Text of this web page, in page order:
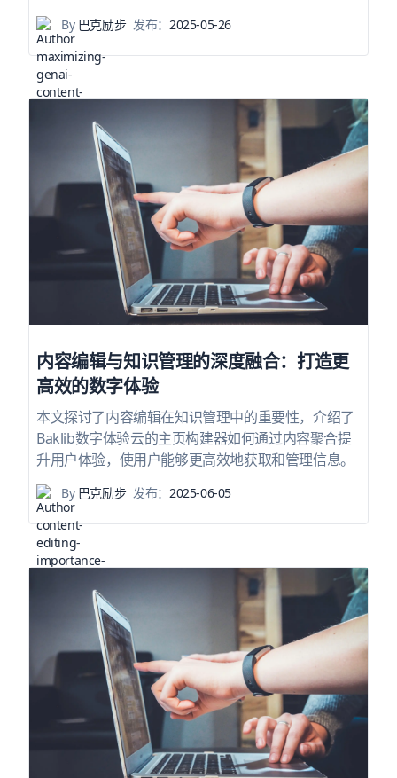
By巴克励步 发布： 2025-05-26
内容编辑与知识管理的深度融合：打造更
高效的数字体验
本文探讨了内容编辑在知识管理中的重要性，介绍了
Baklib数字体验云的主页构建器如何通过内容聚合提
升用户体验，使用户能够更高效地获取和管理信息。
By巴克励步 发布：2025-06-05